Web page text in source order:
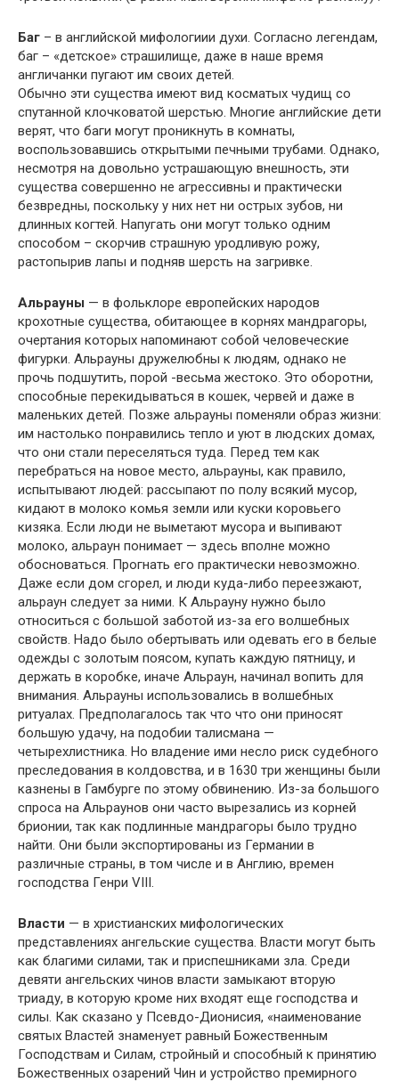
Баг – в английской мифологиии духи. Согласно легендам,
баг – «детское» страшилище, даже в наше время
англичанки пугают им своих детей.
Обычно эти существа имеют вид косматых чудищ со
спутанной клочковатой шерстью. Многие английские дети
верят, что баги могут проникнуть в комнаты,
воспользовавшись открытыми печными трубами. Однако,
несмотря на довольно устрашающую внешность, эти
существа совершенно не агрессивны и практически
безвредны, поскольку у них нет ни острых зубов, ни
длинных когтей. Напугать они могут только одним
способом – скорчив страшную уродливую рожу,
растопырив лапы и подняв шерсть на загривке.
Альрауны — в фольклоре европейских народов
крохотные существа, обитающее в корнях мандрагоры,
очертания которых напоминают собой человеческие
фигурки. Альрауны дружелюбны к людям, однако не
прочь подшутить, порой -весьма жестоко. Это оборотни,
способные перекидываться в кошек, червей и даже в
маленьких детей. Позже альрауны поменяли образ жизни:
им настолько понравились тепло и уют в людских домах,
что они стали переселяться туда. Перед тем как
перебраться на новое место, альрауны, как правило,
испытывают людей: рассыпают по полу всякий мусор,
кидают в молоко комья земли или куски коровьего
кизяка. Если люди не выметают мусора и выпивают
молоко, альраун понимает — здесь вполне можно
обосноваться. Прогнать его практически невозможно.
Даже если дом сгорел, и люди куда-либо переезжают,
альраун следует за ними. К Альрауну нужно было
относиться с большой заботой из-за его волшебных
свойств. Надо было обертывать или одевать его в белые
одежды с золотым поясом, купать каждую пятницу, и
держать в коробке, иначе Альраун, начинал вопить для
внимания. Альрауны использовались в волшебных
ритуалах. Предполагалось так что что они приносят
большую удачу, на подобии талисмана —
четырехлистника. Но владение ими несло риск судебного
преследования в колдовства, и в 1630 три женщины были
казнены в Гамбурге по этому обвинению. Из-за большого
спроса на Альраунов они часто вырезались из корней
брионии, так как подлинные мандрагоры было трудно
найти. Они были экспортированы из Германии в
различные страны, в том числе и в Англию, времен
господства Генри VIII.
Власти — в христианских мифологических
представлениях ангельские существа. Власти могут быть
как благими силами, так и приспешниками зла. Среди
девяти ангельских чинов власти замыкают вторую
триаду, в которую кроме них входят еще господства и
силы. Как сказано у Псевдо-Дионисия, «наименование
святых Властей знаменует равный Божественным
Господствам и Силам, стройный и способный к принятию
Божественных озарений Чин и устройство премирного